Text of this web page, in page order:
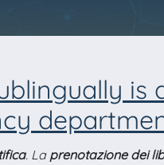
is
. La prenotazione dei